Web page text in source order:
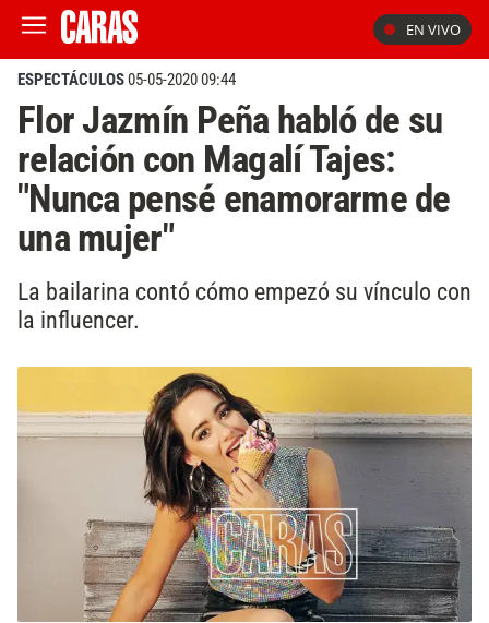
EN VIVO
ESPECTÁCULOS05-05-2020 09:44
Flor Jazmín Peña habló de su
relación con Magalí Tajes:
"Nunca pensé enamorarme de
una mujer"
La bailarina contó cómo empezó su vínculo con
la influencer.